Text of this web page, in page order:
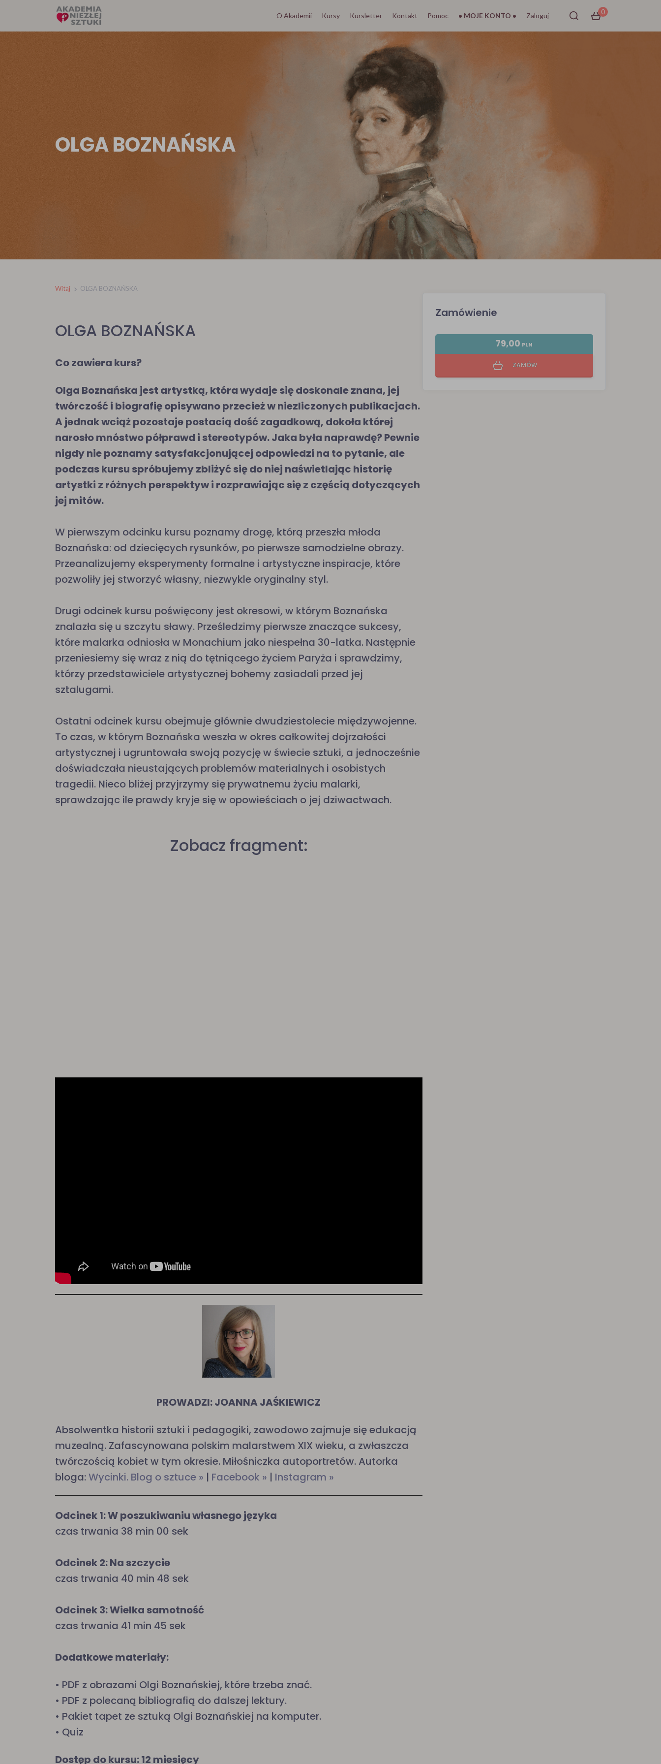
O Akademii Kursy Kursletter Kontakt Pomoc • MOJE KONTO • Zaloguj 0
OLGA BOZNAŃSKA
Witaj OLGA BOZNAŃSKA
OLGA BOZNAŃSKA
Co zawiera kurs?
Olga Boznańska jest artystką, która wydaje się doskonale znana, jej
twórczość i biografię opisywano przecież w niezliczonych publikacjach.
A jednak wciąż pozostaje postacią dość zagadkową, dokoła której
narosło mnóstwo półprawd i stereotypów. Jaka była naprawdę? Pewnie
nigdy nie poznamy satysfakcjonującej odpowiedzi na to pytanie, ale
podczas kursu spróbujemy zbliżyć się do niej naświetlając historię
artystki z różnych perspektyw i rozprawiając się z częścią dotyczących
jej mitów.
W pierwszym odcinku kursu poznamy drogę, którą przeszła młoda
Boznańska: od dziecięcych rysunków, po pierwsze samodzielne obrazy.
Przeanalizujemy eksperymenty formalne i artystyczne inspiracje, które
pozwoliły jej stworzyć własny, niezwykle oryginalny styl.
Drugi odcinek kursu poświęcony jest okresowi, w którym Boznańska
znalazła się u szczytu sławy. Prześledzimy pierwsze znaczące sukcesy,
które malarka odniosła w Monachium jako niespełna 30-latka. Następnie
przeniesiemy się wraz z nią do tętniącego życiem Paryża i sprawdzimy,
którzy przedstawiciele artystycznej bohemy zasiadali przed jej
sztalugami.
Ostatni odcinek kursu obejmuje głównie dwudziestolecie międzywojenne.
To czas, w którym Boznańska weszła w okres całkowitej dojrzałości
artystycznej i ugruntowała swoją pozycję w świecie sztuki, a jednocześnie
doświadczała nieustających problemów materialnych i osobistych
tragedii. Nieco bliżej przyjrzymy się prywatnemu życiu malarki,
sprawdzając ile prawdy kryje się w opowieściach o jej dziwactwach.
Zobacz fragment:
PROWADZI: JOANNA JAŚKIEWICZ
Absolwentka historii sztuki i pedagogiki, zawodowo zajmuje się edukacją
muzealną. Zafascynowana polskim malarstwem XIX wieku, a zwłaszcza
twórczością kobiet w tym okresie. Miłośniczka autoportretów. Autorka
bloga:Wycinki. Blog o sztuce » | Facebook » | Instagram »
Odcinek 1: W poszukiwaniu własnego języka
czas trwania 38 min 00 sek
Odcinek 2: Na szczycie
czas trwania 40 min 48 sek
Odcinek 3: Wielka samotność
czas trwania 41 min 45 sek
Dodatkowe materiały:
• PDF z obrazami Olgi Boznańskiej, które trzeba znać.
• PDF z polecaną bibliografią do dalszej lektury.
• Pakiet tapet ze sztuką Olgi Boznańskiej na komputer.
• Quiz
Dostęp do kursu: 12 miesięcy
Zamówienie
79,00 PLN
ZAMÓW